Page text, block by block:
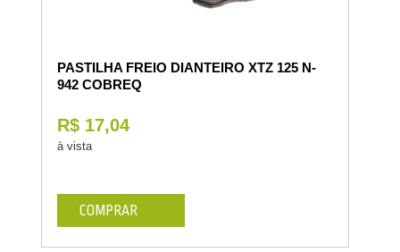
PASTILHA FREIO DIANTEIRO XTZ 125 N-
942 COBREQ
R$ 17,04
à vista
COMPRAR